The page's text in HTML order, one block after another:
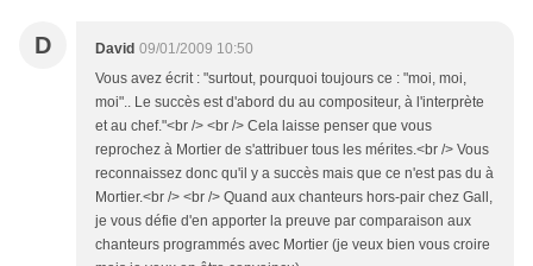
D David 09/01/2009 10:50
Vous avez écrit : "surtout, pourquoi toujours ce : "moi, moi,
moi".. Le succès est d'abord du au compositeur, à l'interprète
et au chef."<br /> <br /> Cela laisse penser que vous
reprochez à Mortier de s'attribuer tous les mérites.<br /> Vous
reconnaissez donc qu'il y a succès mais que ce n'est pas du à
Mortier.<br /> <br /> Quand aux chanteurs hors-pair chez Gall,
je vous défie d'en apporter la preuve par comparaison aux
chanteurs programmés avec Mortier (je veux bien vous croire